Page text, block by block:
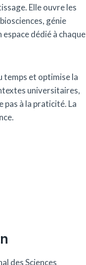
Elle ouvre les
génie
dédié à chaque
temps et optimise la
universitaires,
pas à la praticité. La
des Sciences